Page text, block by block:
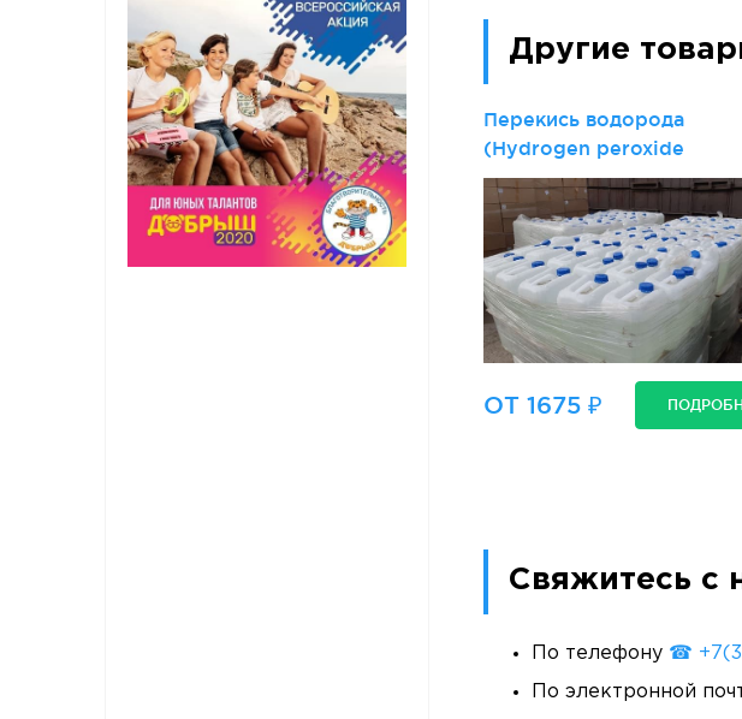
Другие
Перекись водорода
(Hydrogen peroxide
ОТ 1675 ₽
Свяжитесь с
По телефону ☎
По электронной